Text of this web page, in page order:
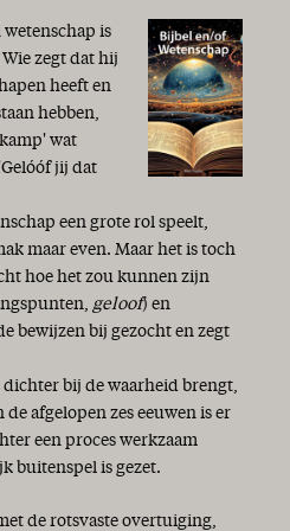
wetenschap is
zegt dat hij
heeft en
hebben,
wat
jij dat
een grote rol speelt,
maar even. Maar het is toch
hoe het zou kunnen zijn
geloof) en
bewijzen bij gezocht en zegt
dichter bij de waarheid brengt,
afgelopen zes eeuwen is er
een proces werkzaam
buitenspel is gezet.
de rotsvaste overtuiging,